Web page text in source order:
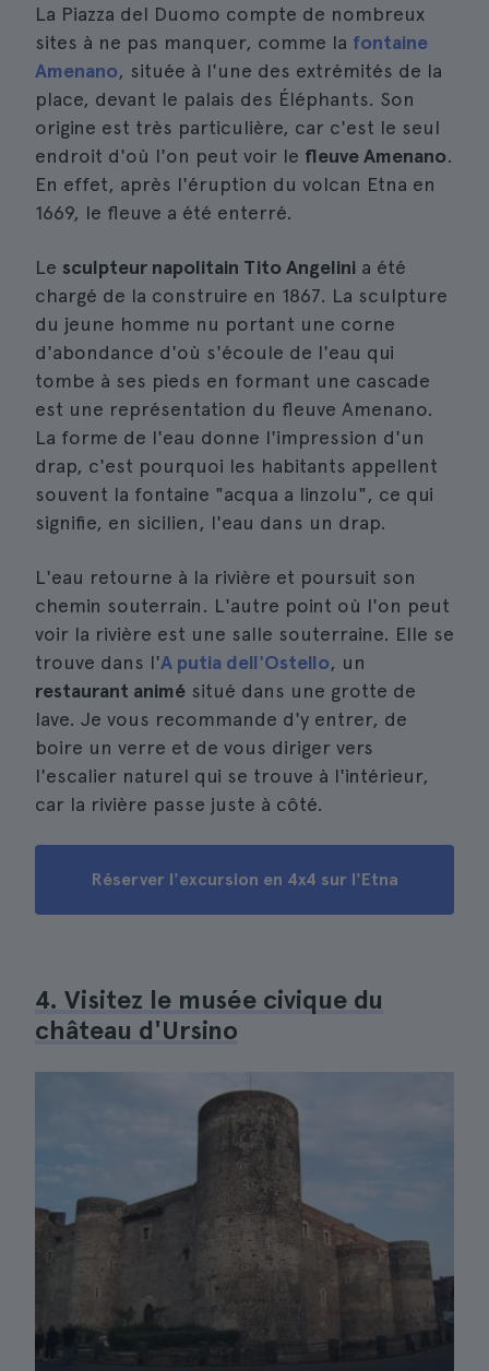
La Piazza del Duomo compte de nombreux
sites à ne pas manquer, comme la fontaine
Amenano, située à l'une des extrémités de la
place, devant le palais des Éléphants. Son
origine est très particulière, car c'est le seul
endroit d'où l'on peut voir le fleuve Amenano.
En effet, après l'éruption du volcan Etna en
1669, le fleuve a été enterré.
Le sculpteur napolitain Tito Angelini a été
chargé de la construire en 1867. La sculpture
du jeune homme nu portant une corne
d'abondance d'où s'écoule de l'eau qui
tombe à ses pieds en formant une cascade
est une représentation du fleuve Amenano.
La forme de l'eau donne l'impression d'un
drap, c'est pourquoi les habitants appellent
souvent la fontaine "acqua a linzolu", ce qui
signifie, en sicilien, l'eau dans un drap.
L'eau retourne à la rivière et poursuit son
chemin souterrain. L'autre point où l'on peut
voir la rivière est une salle souterraine. Elle se
trouve dans l'A putia dell'Ostello, un
restaurant animé situé dans une grotte de
lave. Je vous recommande d'y entrer, de
boire un verre et de vous diriger vers
l'escalier naturel qui se trouve à l'intérieur,
car la rivière passe juste à côté.
Réserver l'excursion en 4x4 sur l'Etna
4. Visitez le musée civique du
château d'Ursino